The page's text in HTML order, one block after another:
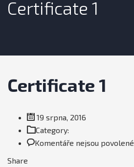
Certificate 1
Certificate 1
19 srpna, 2016
Category:
Komentáře nejsou povolené
Share